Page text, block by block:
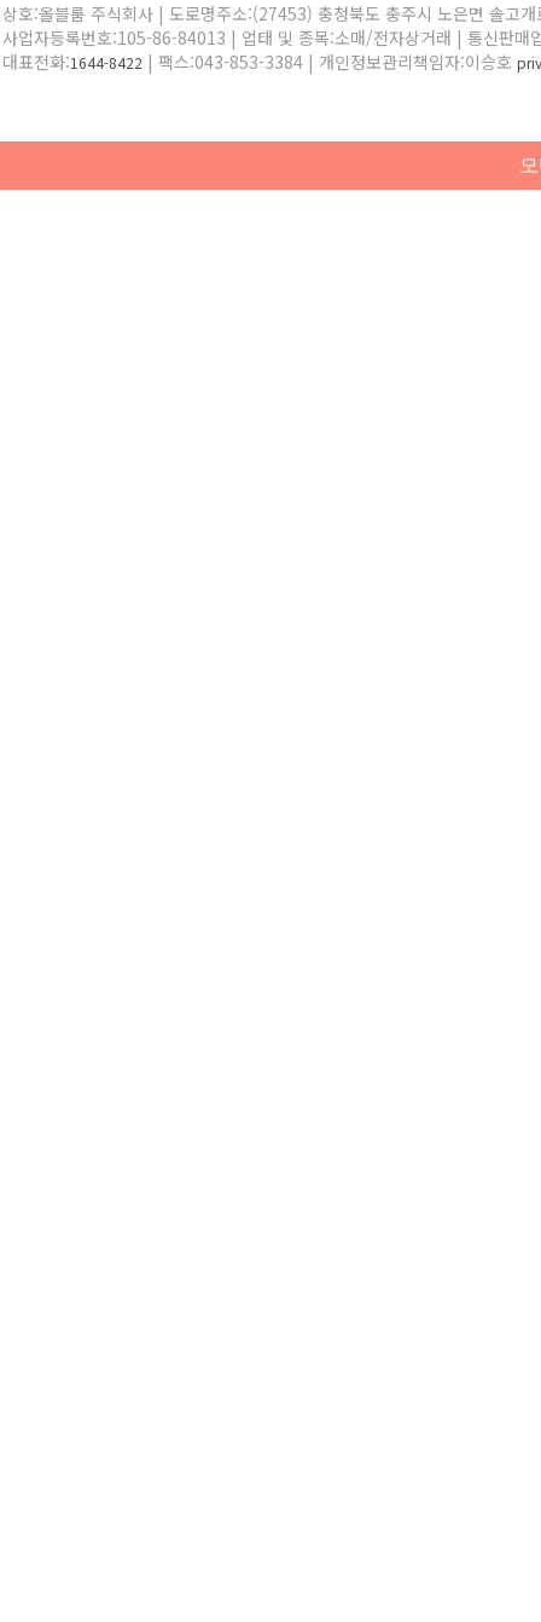
상호:올블룸 주식회사 | 도로명주소:(27453) 충청북도 충주시 노은면 솔고
사업자등록번호:105-86-84013 | 업태 및 종목:소매/전자상거래 | 통신판매
대표전화:1644-8422 | 팩스:043-853-3384 | 개인정보관리책임자:이승호